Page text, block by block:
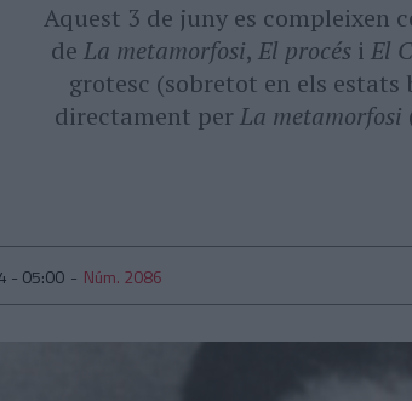
Aquest 3 de juny es compleixen
de La metamorfosi, El procés i El
grotesc (sobretot en els
directament per La metamorfosi
- 05:00 Núm. 2086